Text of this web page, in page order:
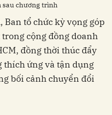
sau chương trình
tổ chức kỳ vọng góp
cộng đồng doanh
đồng thời thúc đẩy
thích ứng và tận dụng
bối cảnh chuyển đổi